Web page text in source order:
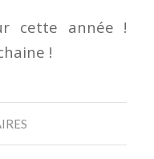
cette année !
!